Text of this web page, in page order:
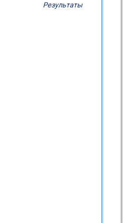
Результаты